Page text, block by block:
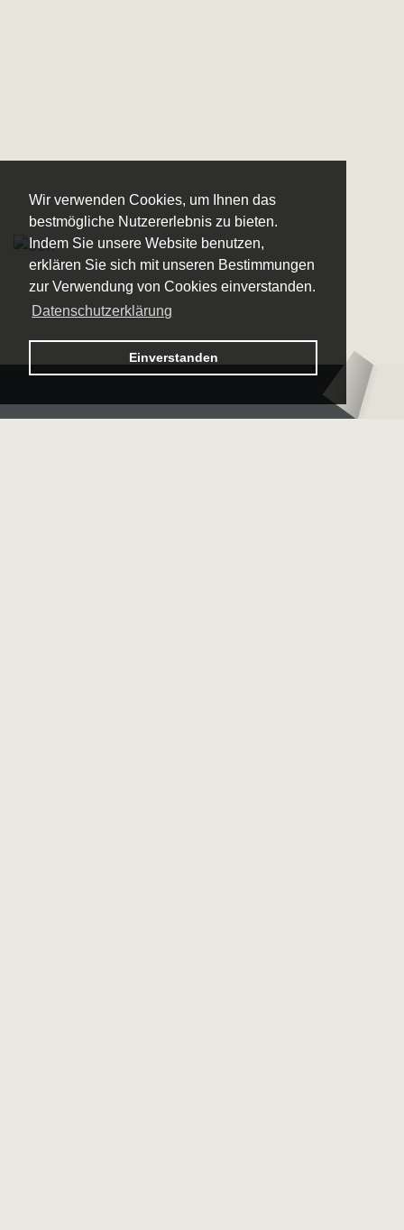
Wir verwenden Cookies, um Ihnen das
bestmögliche Nutzererlebnis zu bieten.
Indem Sie unsere Website benutzen,
erklären Sie sich mit unseren Bestimmungen
zur Verwendung von Cookies einverstanden.
Datenschutzerklärung
Einverstanden
Logo – Sächsische Bläserphilharmonie
Logo – Deutsche